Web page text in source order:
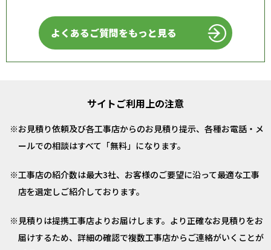
よくあるご質問をもっと見る
サイトご利用上の注意
お見積り依頼及び各工事店からのお見積り提示、各種お電話・メ
ールでの相談はすべて「無料」になります。
工事店の紹介数は最大3社、お客様のご要望に沿って最適な工事
店を選定しご紹介しております。
見積りは提携工事店よりお届けします。より正確なお見積りをお
届けするため、詳細の確認で複数工事店からご連絡がいくことが